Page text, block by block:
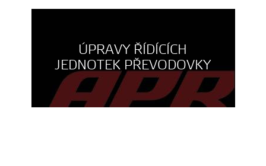
ÚPRAVY ŘÍDÍCÍCH
JEDNOTEK PŘEVODOVKY